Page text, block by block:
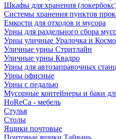
Шкафы для хранения
Системы хранения пунктов
Емкости для отходов и мусора
Урны для раздельного сбора
Урны уличные Уралочка и
Уличные урны Стритлайн
Уличные урны Квадро
Урны для автозаправочных
Урны офисные
Урны с педалью
Мусорные контейнеры и баки
HoReCa - мебель
Стулья
Столы
Ящики почтовые
Почтовые ящики Тайвань